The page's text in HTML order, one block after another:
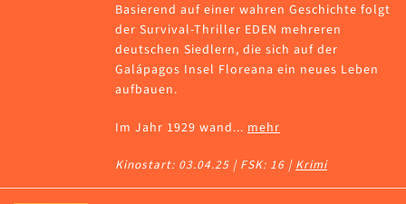
Basierend auf einer wahren Geschichte folgt
der Survival-Thriller EDEN mehreren
deutschen Siedlern, die sich auf der
Galápagos Insel Floreana ein neues Leben
aufbauen.
Im Jahr 1929 wand... mehr
Kinostart: 03.04.25 | FSK: 16 | Krimi